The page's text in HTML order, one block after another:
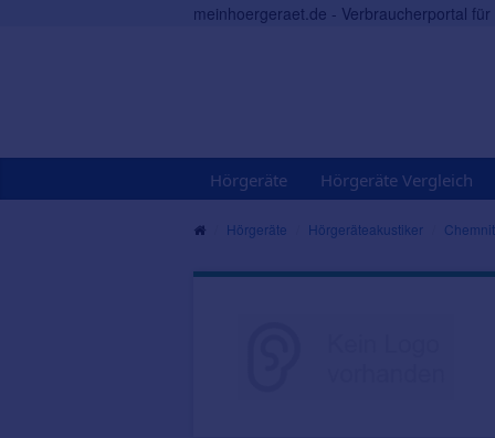
meinhoergeraet.de - Verbraucherportal
Hörgeräte Hörgeräte Vergleich
Hörgeräte Hörgeräteakustiker